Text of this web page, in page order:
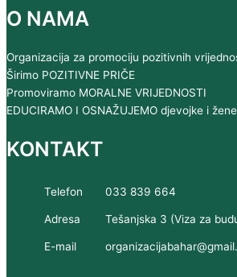
O NAMA
Organizacija za promociju pozitivnih
Širimo POZITIVNE PRIČE
Promoviramo MORALNE VRIJEDNOSTI
EDUCIRAMO I OSNAŽUJEMO djevojke i žene
KONTAKT
Telefon 033 839 664
Adresa Tešanjska 3 (Viza za
E-mail